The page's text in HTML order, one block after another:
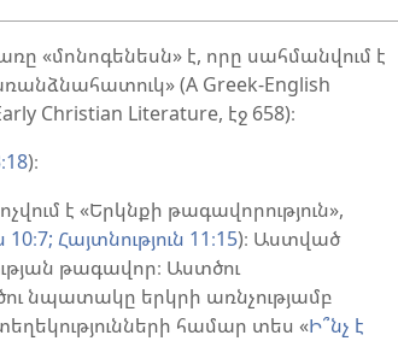
«մոնոգենեսն» է, որը սահմանվում է
(A Greek-English
Christian Literature, էջ 658)։
)։
է «Երկնքի թագավորություն»,
Հայտնություն 11։15)։ Աստված
թագավոր։ Աստծու
նպատակը երկրի առնչությամբ
տեղեկությունների համար տես «Ի՞նչ է